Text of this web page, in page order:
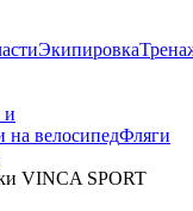
Экипировка
и
на велосипедФляги
VINCA SPORT